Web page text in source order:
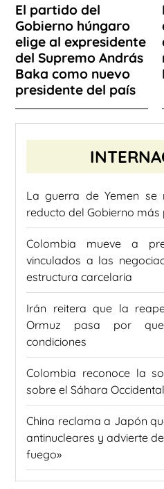
El partido del
Gobierno húngaro
elige al expresidente
del Supremo András
Baka como nuevo
presidente del país
La guerra de Yemen se
reducto del Gobierno
Colombia mueve a
vinculados a las
estructura carcelaria
Irán reitera que la
Ormuz pasa por
condiciones
Colombia reconoce la
sobre el Sáhara Occidental
China reclama a Japón
antinucleares y advierte
fuego»